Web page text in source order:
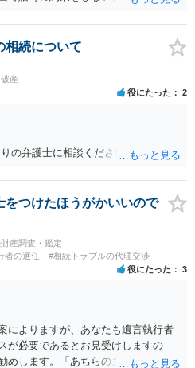
お気をつけください。 弁護士に対応
んが、感情的な理由が強いと思いま
相続について
産
役にたった 2
の弁護士に相談ください。
をつけたほうがかいいので
産調査・鑑定
者の選任 #相続トラブルの代理交渉
役にたった 3
によりますが、あなたも遺言執行者
が必要であるとお見受けしますの
めします。「あちらの弁護士」（元